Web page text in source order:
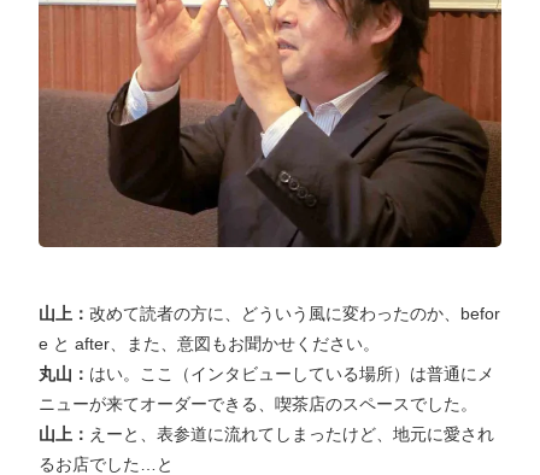
山上： 改めて読者の方に、どういう風に変わったのか、befor
e と after、また、意図もお聞かせください。
丸山： はい。ここ（インタビューしている場所）は普通にメ
ニューが来てオーダーできる、喫茶店のスペースでした。
山上： えーと、表参道に流れてしまったけど、地元に愛され
るお店でした…と